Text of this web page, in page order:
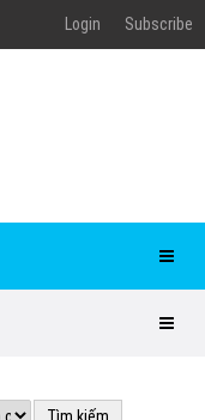
Login Subscribe